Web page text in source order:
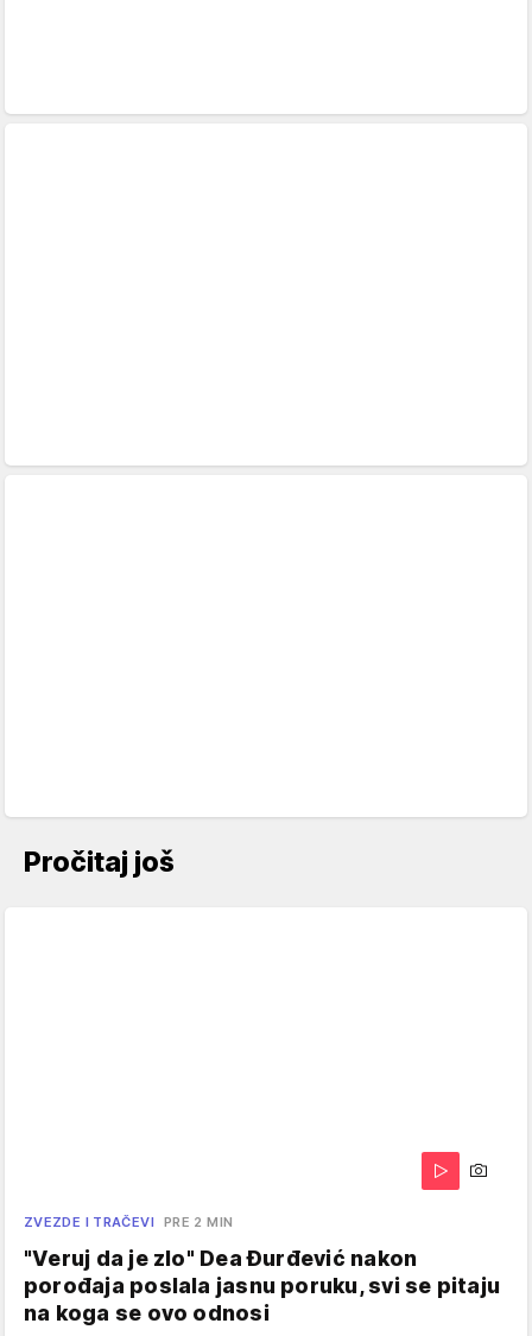
Pročitaj još
ZVEZDE I TRAČEVI PRE 2 MIN
"Veruj da je zlo" Dea Đurđević nakon
porođaja poslala jasnu poruku, svi se pitaju
na koga se ovo odnosi